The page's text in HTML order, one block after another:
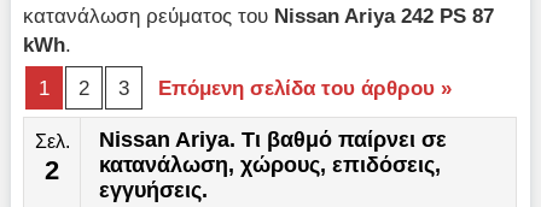
κατανάλωση ρεύματος του Nissan Ariya 242 PS 87
kWh.
1
2 3 Επόμενη σελίδα του άρθρου »
Σελ.
2
Nissan Ariya. Τι βαθμό παίρνει σε
κατανάλωση, χώρους, επιδόσεις,
εγγυήσεις.